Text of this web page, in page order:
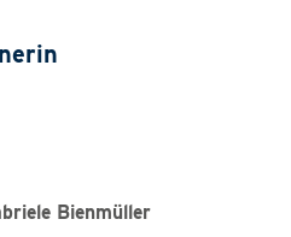
Bienmüller